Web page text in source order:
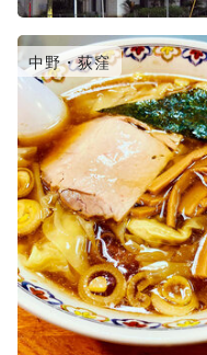
中野・荻窪